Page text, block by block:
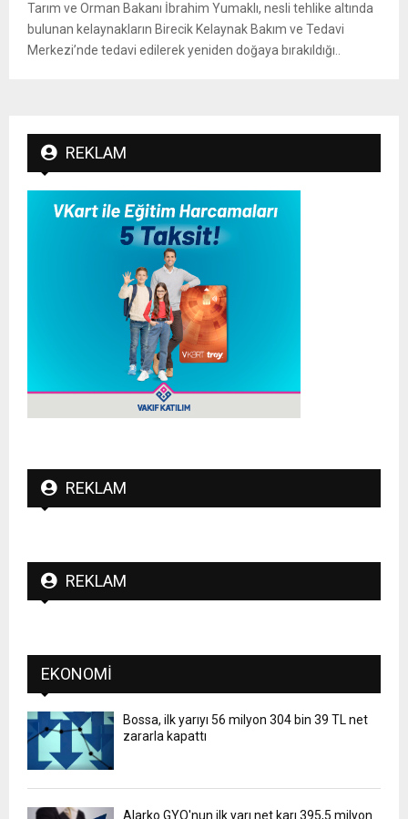
Tarım ve Orman Bakanı İbrahim Yumaklı, nesli tehlike altında
bulunan kelaynakların Birecik Kelaynak Bakım ve Tedavi
Merkezi’nde tedavi edilerek yeniden doğaya bırakıldığı..
REKLAM
REKLAM
REKLAM
EKONOMI
Bossa, ilk yarıyı 56 milyon 304 bin 39 TL net
zararla kapattı
Alarko GYO'nun ilk yarı net karı 395,5 milyon